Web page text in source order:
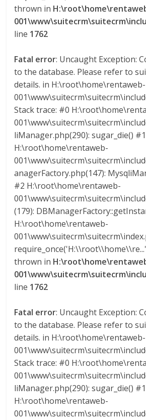
o
m
b
a
thrown in
line 1762
Fatal error: Uncaught Exception:
to the database. Please refer to
details. in H:\root\home\rentaweb-
Stack trace: #0
liManager.php(290): sugar_die() #1
H:\root\home\rentaweb-
anagerFactory.php(147):
#2 H:\root\home\rentaweb-
(179):
H:\root\home\rentaweb-
thrown in
line 1762
Fatal error: Uncaught Exception:
to the database. Please refer to
details. in H:\root\home\rentaweb-
Stack trace: #0
liManager.php(290): sugar_die() #1
H:\root\home\rentaweb-